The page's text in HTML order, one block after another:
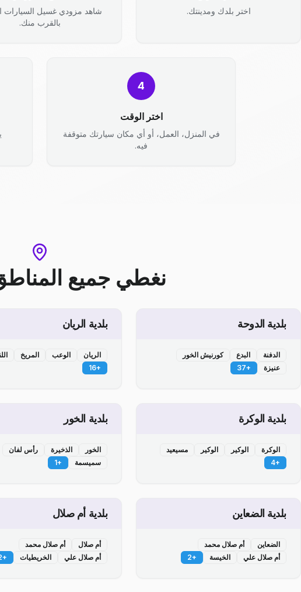
اختر بلدك ومدينتك.
شاهد مزودي غسيل السيارات
بالقرب منك.
4
اختر الوقت
في المنزل، العمل، أو أي مكان سيارتك متوقفة
فيه.
نغطي جميع
بلدية الدوحة
الدفنة البدع
كورنيش الخور
عنيزة
+
37
بلدية الريان
الريان الوعب المريخ
+
16
بلدية الوكرة
الوكرة الوكير الوكير
مسيعيد
+
4
بلدية الخور
الخور الذخيرة
رأس لفان
سميسمة
+
1
بلدية الضعاين
الضعاين
أم صلال محمد
أم صلال علي
الخيسة +
2
بلدية أم صلال
أم صلال
أم صلال محمد
أم صلال علي
الخريطيات +